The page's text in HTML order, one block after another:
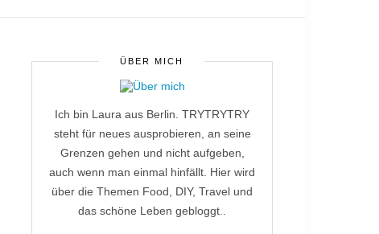
ÜBER MICH
Ich bin Laura aus Berlin. TRYTRYTRY
steht für neues ausprobieren, an seine
Grenzen gehen und nicht aufgeben,
auch wenn man einmal hinfällt. Hier wird
über die Themen Food, DIY, Travel und
das schöne Leben gebloggt..